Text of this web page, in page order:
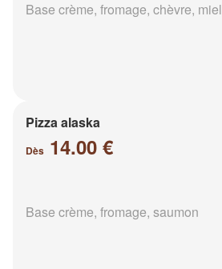
Base crème, fromage, chèvre, miel
Pizza alaska
Dès 14.00 €
Base crème, fromage, saumon